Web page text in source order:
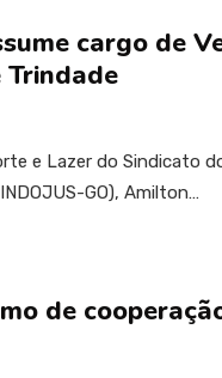
cargo de
Trindade
e Lazer do Sindicato
GO), Amilton…
de